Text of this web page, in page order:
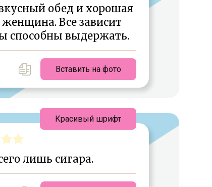
обед и хорошая
Все зависит
способны выдержать.
Вставить на фото
лишь сигара.
Красивый шрифт